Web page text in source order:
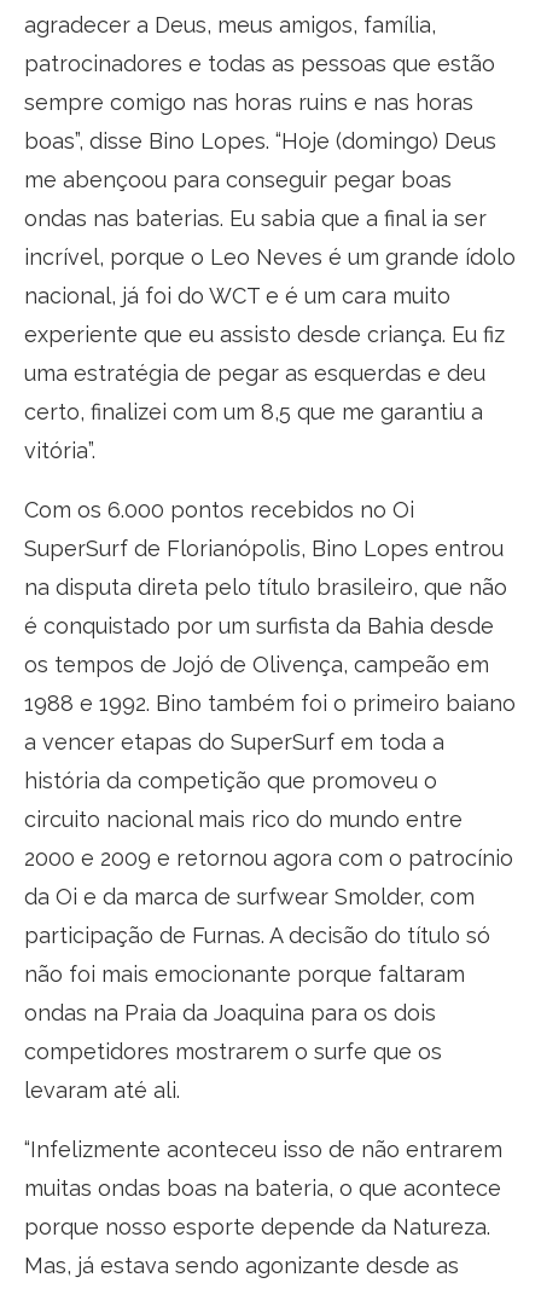
agradecer a Deus, meus amigos, família,
patrocinadores e todas as pessoas que estão
sempre comigo nas horas ruins e nas horas
boas”, disse Bino Lopes. “Hoje (domingo) Deus
me abençoou para conseguir pegar boas
ondas nas baterias. Eu sabia que a final ia ser
incrível, porque o Leo Neves é um grande ídolo
nacional, já foi do WCT e é um cara muito
experiente que eu assisto desde criança. Eu fiz
uma estratégia de pegar as esquerdas e deu
certo, finalizei com um 8,5 que me garantiu a
vitória”.
Com os 6.000 pontos recebidos no Oi
SuperSurf de Florianópolis, Bino Lopes entrou
na disputa direta pelo título brasileiro, que não
é conquistado por um surfista da Bahia desde
os tempos de Jojó de Olivença, campeão em
1988 e 1992. Bino também foi o primeiro baiano
a vencer etapas do SuperSurf em toda a
história da competição que promoveu o
circuito nacional mais rico do mundo entre
2000 e 2009 e retornou agora com o patrocínio
da Oi e da marca de surfwear Smolder, com
participação de Furnas. A decisão do título só
não foi mais emocionante porque faltaram
ondas na Praia da Joaquina para os dois
competidores mostrarem o surfe que os
levaram até ali.
“Infelizmente aconteceu isso de não entrarem
muitas ondas boas na bateria, o que acontece
porque nosso esporte depende da Natureza.
Mas, já estava sendo agonizante desde as